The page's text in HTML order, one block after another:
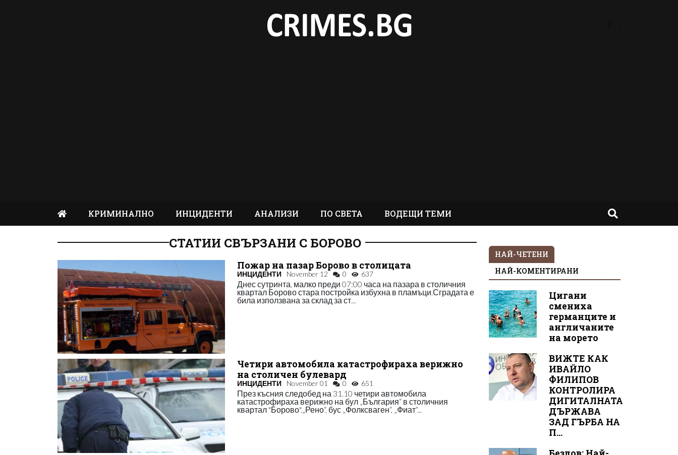
КРИМИНАЛНО ИНЦИДЕНТИ АНАЛИЗИ ПО СВЕТА ВОДЕЩИ ТЕМИ
СТАТИИ СВЪРЗАНИ С БОРОВО
Пожар на пазар Борово в столицата
ИНЦИДЕНТИ November 12 0 637
Днес сутринта, малко преди 07:00 часа на пазара в столичния
квартал Борово стара постройка избухна в пламъци.Сградата е
била използвана за склад за ст...
Четири автомобила катастрофираха верижно
на столичен булевард
ИНЦИДЕНТИ November 01 0 651
През късния следобед на 31.10 четири автомобила
катастрофираха верижно на бул „България“ в столичния
квартал "Борово".„Рено“, бус „Фолксваген“, „Фиат“...
НАЙ-ЧЕТЕНИ
НАЙ-КОМЕНТИРАНИ
Цигани
смениха
германците и
англичаните
на морето
ВИЖТЕ КАК
ИВАЙЛО
ФИЛИПОВ
КОНТРОЛИРА
ДИГИТАЛНАТА
ДЪРЖАВА
ЗАД ГЪРБА НА
П...